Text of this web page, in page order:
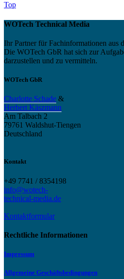
Top
WOTech Technical Media
Ihr Partner für Fachinformationen aus
Die WOTech GbR hat sich zur
darzustellen und zu vermitteln.
WOTech GbR
Charlotte Schade &
Herbert Käszmann
Am Talbach 2
79761 Waldshut-Tiengen
Deutschland
Kontakt
+49 7741 / 8354198
info@wotech-
technical-media.de
Kontaktformular
Rechtliche Informationen
Impressum
Allgemeine Geschäftsbedingungen